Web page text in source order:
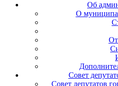
Об
О
Совет
Совет депутатов